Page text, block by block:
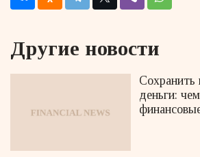
Другие новости
деньги: